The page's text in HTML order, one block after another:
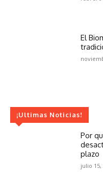
El
¡Ultimas Noticias!
Por
plazo
julio 15,